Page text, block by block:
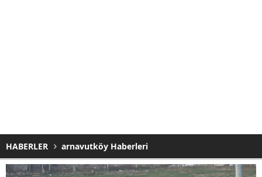
HABERLER arnavutköy Haberleri